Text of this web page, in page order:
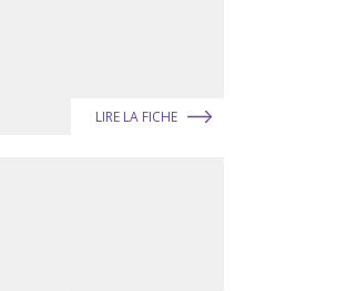
LIRE LA FICHE